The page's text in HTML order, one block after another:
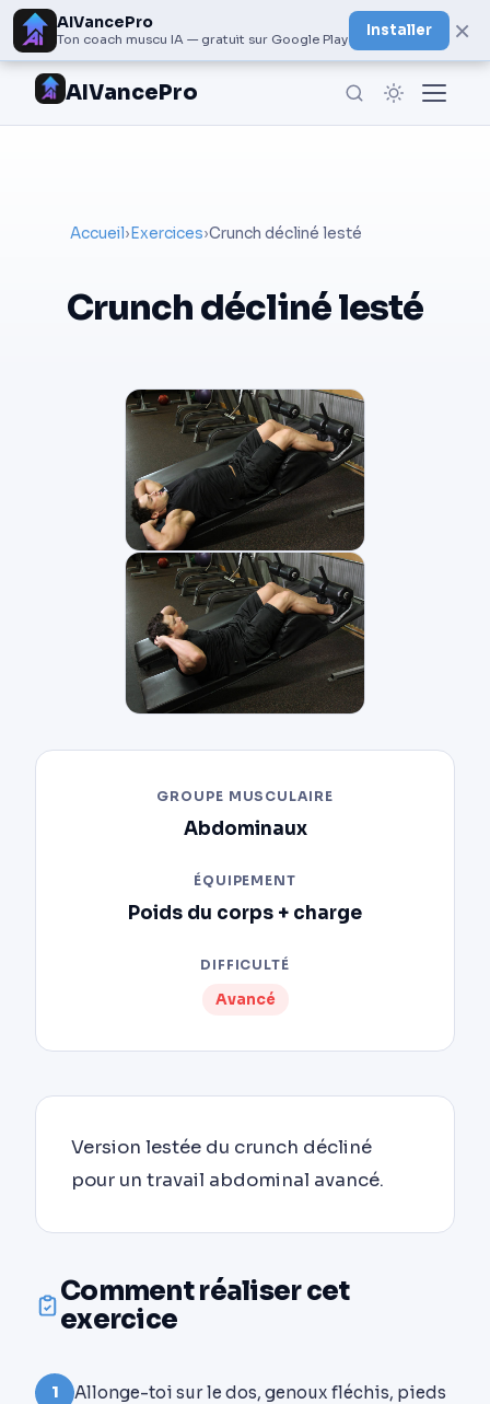
AIVancePro
Ton coach muscu IA — gratuit sur Google Play
Installer ×
AIVancePro
Accueil› Exercices›Crunch décliné lesté
Crunch décliné lesté
GROUPE MUSCULAIRE
Abdominaux
ÉQUIPEMENT
Poids du corps + charge
DIFFICULTÉ
Avancé
Version lestée du crunch décliné
pour un travail abdominal avancé.
Comment réaliser cet
exercice
1
Allonge-toi sur le dos, genoux fléchis, pieds